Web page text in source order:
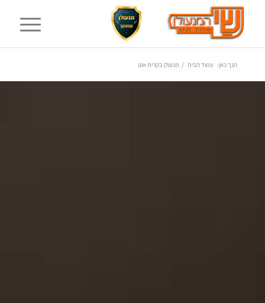
הנך כאן: עמוד הבית / מנעולן בקרית אונו